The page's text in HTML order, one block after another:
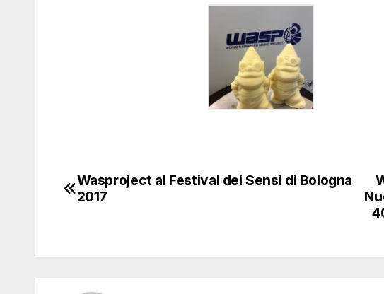
Navigazione
Wasproject al Festival dei Sensi di Bologna
2017